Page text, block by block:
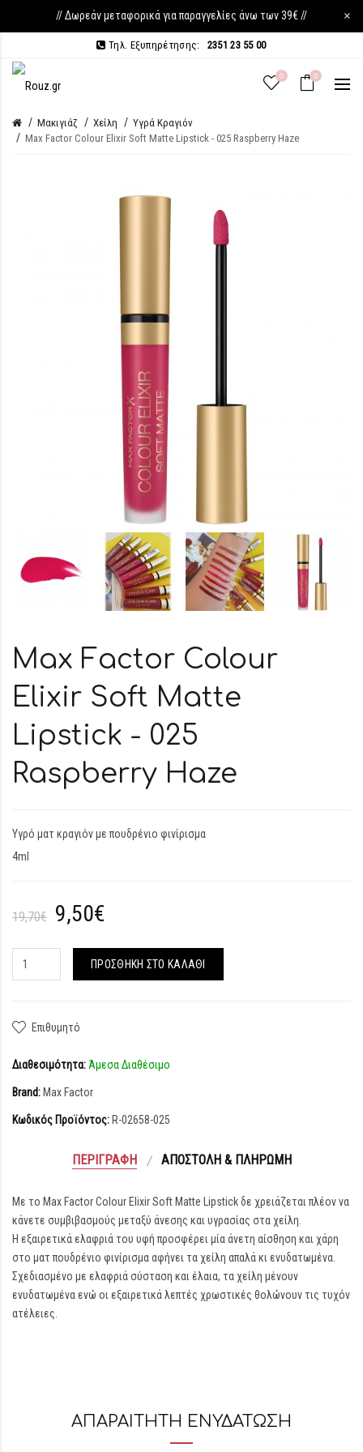
// Δωρεάν μεταφορικά για παραγγελίες άνω των 39€ // ×
Τηλ. Εξυπηρέτησης: 2351 23 55 00
0 0
Μακιγιάζ Χείλη
Υγρά Κραγιόν
Max Factor Colour Elixir Soft Matte Lipstick - 025 Raspberry Haze
Max Factor Colour
Elixir Soft Matte
Lipstick - 025
Raspberry Haze
Υγρό ματ κραγιόν με πουδρένιο φινίρισμα
4ml
19,70€ 9,50€
ΠΡΟΣΘΉΚΗ ΣΤΟ ΚΑΛΆΘΙ
Επιθυμητό
Διαθεσιμότητα: Άμεσα Διαθέσιμο
Brand: Max Factor
Κωδικός Προϊόντος: R-02658-025
ΠΕΡΙΓΡΑΦΉ ΑΠΟΣΤΟΛΉ & ΠΛΗΡΩΜΉ
Με το Max Factor Colour Elixir Soft Matte Lipstick δε χρειάζεται πλέον να
κάνετε συμβιβασμούς μεταξύ άνεσης και υγρασίας στα χείλη.
Η εξαιρετικά ελαφριά του υφή προσφέρει μία άνετη αίσθηση και χάρη
στο ματ πουδρένιο φινίρισμα αφήνει τα χείλη απαλά κι ενυδατωμένα.
Σχεδιασμένο με ελαφριά σύσταση και έλαια, τα χείλη μένουν
ενυδατωμένα ενώ οι εξαιρετικά λεπτές χρωστικές θολώνουν τις τυχόν
ατέλειες.
ΑΠΑΡΑΙΤΗΤΗ ΕΝΥΔΑΤΩΣΗ